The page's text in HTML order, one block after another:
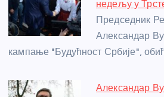
недељу у
Председник
Александар
кампање "Будућност Србије",
Александар